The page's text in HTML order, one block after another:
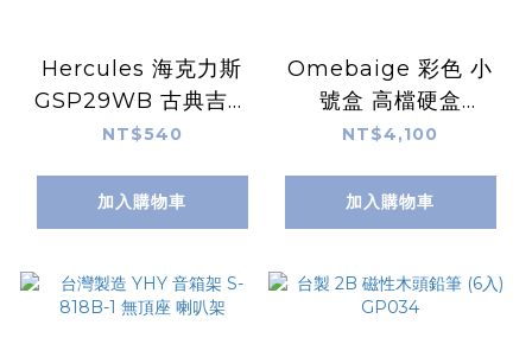
Hercules 海克力斯
GSP29WB 古典吉他
掛勾 木背板
NT$540
加入購物車
Omebaige 彩色 小
號盒 高檔硬盒
BGSMART-TC
NT$4,100
加入購物車